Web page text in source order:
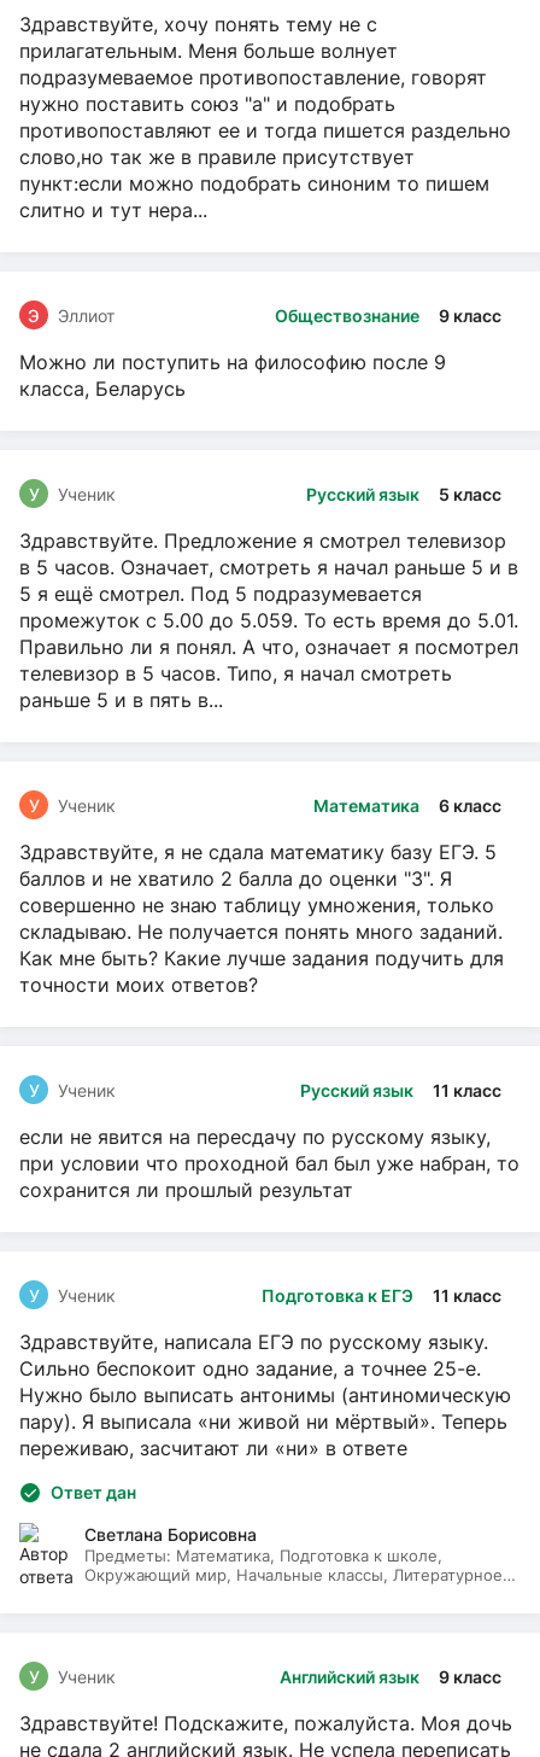
Здравствуйте, хочу понять тему не с
прилагательным. Меня больше волнует
подразумеваемое противопоставление, говорят
нужно поставить союз "а" и подобрать
противопоставляют ее и тогда пишется раздельно
слово,но так же в правиле присутствует
пункт:если можно подобрать синоним то пишем
слитно и тут нера...
Обществознание 9 класс
Э Эллиот
Можно ли поступить на философию после 9
класса, Беларусь
Русский язык 5 класс
У Ученик
Здравствуйте. Предложение я смотрел телевизор
в 5 часов. Означает, смотреть я начал раньше 5 и в
5 я ещё смотрел. Под 5 подразумевается
промежуток с 5.00 до 5.059. То есть время до 5.01.
Правильно ли я понял. А что, означает я посмотрел
телевизор в 5 часов. Типо, я начал смотреть
раньше 5 и в пять в...
Математика 6 класс
У Ученик
Здравствуйте, я не сдала математику базу ЕГЭ. 5
баллов и не хватило 2 балла до оценки "3". Я
совершенно не знаю таблицу умножения, только
складываю. Не получается понять много заданий.
Как мне быть? Какие лучше задания подучить для
точности моих ответов?
Русский язык 11 класс
У Ученик
если не явится на пересдачу по русскому языку,
при условии что проходной бал был уже набран, то
сохранится ли прошлый результат
Подготовка к ЕГЭ 11 класс
У Ученик
Здравствуйте, написала ЕГЭ по русскому языку.
Сильно беспокоит одно задание, а точнее 25-е.
Нужно было выписать антонимы (антиномическую
пару). Я выписала «ни живой ни мёртвый». Теперь
переживаю, засчитают ли «ни» в ответе
Ответ дан
Светлана Борисовна
Предметы: Математика, Подготовка к школе,
Окружающий мир, Начальные классы, Литературное
Английский язык 9 класс
У Ученик
Здравствуйте! Подскажите, пожалуйста. Моя дочь
не сдала 2 английский язык. Не успела переписать